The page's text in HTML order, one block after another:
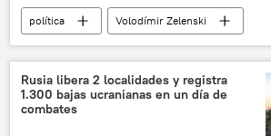
política
Volodímir Zelenski
Stepán Bandera
Ucrania
Organización de Nacionalistas Ucranianos (OUN)
Ejército Insurgente Ucraniano (UPA)
Rusia libera 2 localidades y registra
1.300 bajas ucranianas en un día de
combates